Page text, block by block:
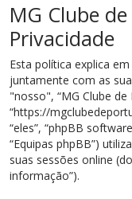
NOTÍCIAS
FÓRUM
MARCA
MG
MG Clube
Privacidade
Esta política explica
juntamente com as
"nosso", “MG Clube de
“https://
“eles”, “phpBB
“Equipas phpBB”)
suas sessões online
informação”).